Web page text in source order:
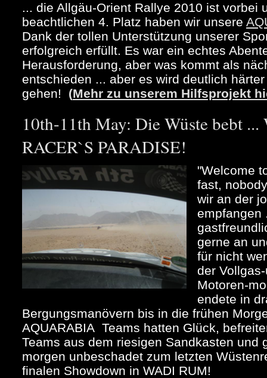
... die Allgäu-Orient Rallye 2010 ist vorbei
beachtlichen 4. Platz haben wir unsere
Dank der tollen Unterstützung unserer
erfolgreich erfüllt. Es war ein echtes
Herausforderung, aber was kommt als
entschieden ... aber es wird deutlich
gehen! (Mehr zu unserem Hilfsprojekt
10th-11th May: Die Wüste bebt
RACER`S PARADISE!
"Welcome
fast,
wir an der
empfangen
gerne an
für nicht
der
Motoren-
endete in
Bergungsmanövern bis in die frühen
AQUARABIA Teams hatten Glück,
Teams aus dem riesigen Sandkasten und
morgen unbeschadet zum letzten
finalen Showdown in WADI RUM!